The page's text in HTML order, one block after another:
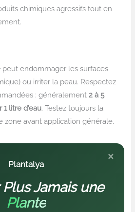
chimiques agressifs tout en
peut endommager les surfaces
ou irriter la peau. Respectez
: généralement2 à 5
litre d’eau. Testez toujours la
zone avant application générale.
×
Plantalya
Jamais une
Plante